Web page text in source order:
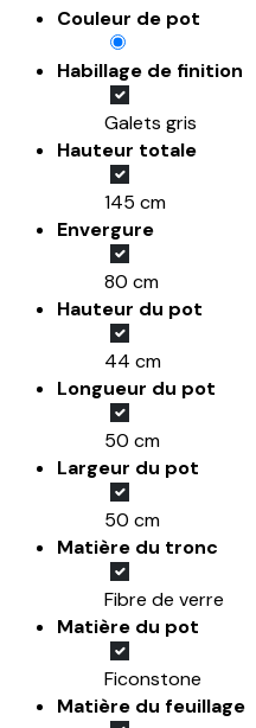
Couleur de pot
Habillage de finition
Galets gris
Hauteur totale
145 cm
Envergure
80 cm
Hauteur du pot
44 cm
Longueur du pot
50 cm
Largeur du pot
50 cm
Matière du tronc
Fibre de verre
Matière du pot
Ficonstone
Matière du feuillage